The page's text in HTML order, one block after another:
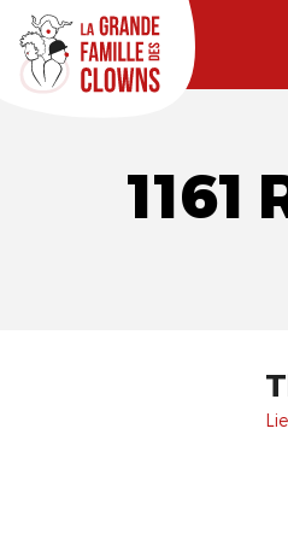
1161